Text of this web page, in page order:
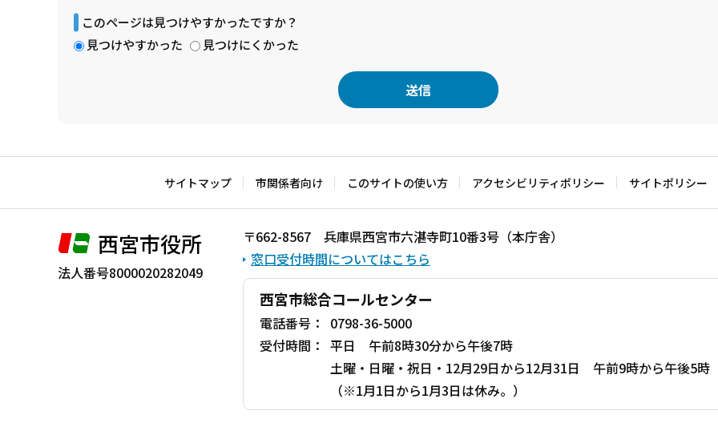
このページは見つけやすかったですか？
見つけやすかった
見つけにくかった
文
で
サイトマップ 市関係者向け このサイトの使い方 アクセシビリティポリシー サイトポリシー
西宮市役所
法人番号8000020282049
〒662-8567 兵庫県西宮市六湛寺町10番3号（本庁舎）
窓口受付時間についてはこちら
西宮市総合コールセンター
電話番号：
0798-36-5000
受付時間： 平日 午前8時30分から午後7時
土曜・日曜・祝日・12月29日から12月31日 午前9時から午後5時
（※1月1日から1月3日は休み。）